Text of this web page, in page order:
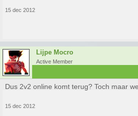
15 dec 2012
Lijpe Mocro
Active Member
Dus 2v2 online komt terug? Toch maar
15 dec 2012